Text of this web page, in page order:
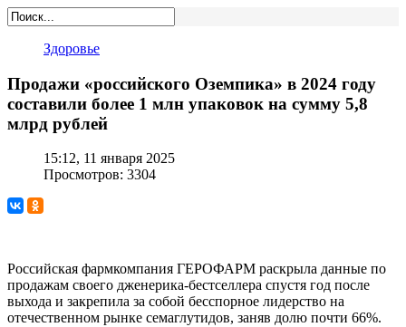
Здоровье
Продажи «российского Оземпика» в 2024 году
составили более 1 млн упаковок на сумму 5,8
млрд рублей
15:12, 11 января 2025
Просмотров: 3304
Российская фармкомпания ГЕРОФАРМ раскрыла данные по
продажам своего дженерика-бестселлера спустя год после
выхода и закрепила за собой бесспорное лидерство на
отечественном рынке семаглутидов, заняв долю почти 66%.